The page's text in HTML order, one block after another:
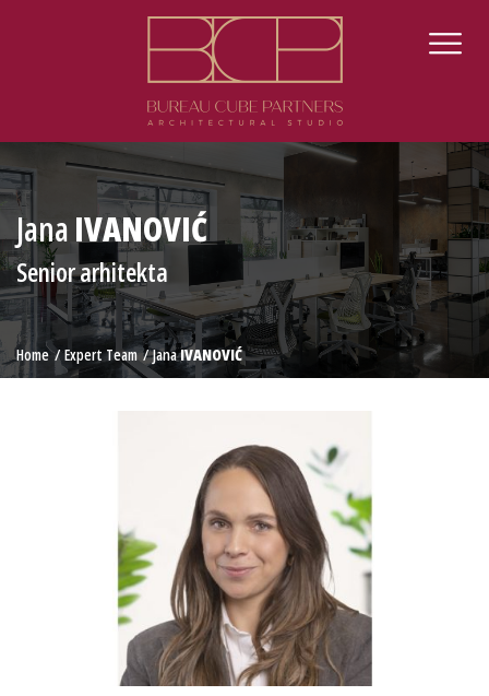
JanaIVANOVIĆ
Senior arhitekta
Home Expert Team JanaIVANOVIĆ